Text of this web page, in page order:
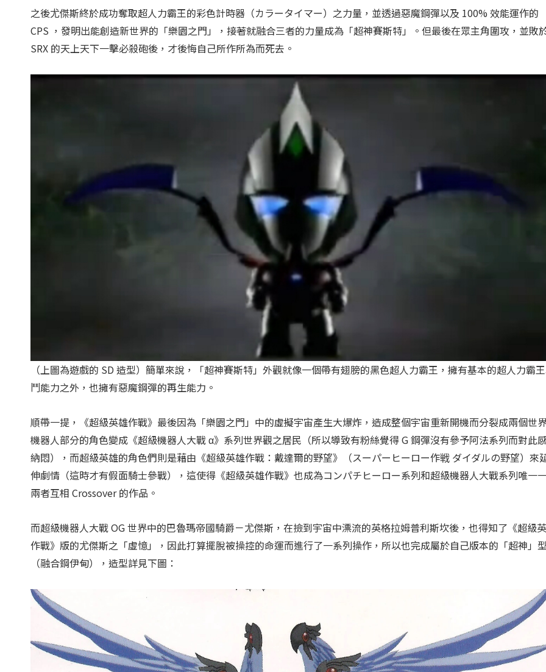
之後尤傑斯終於成功奪取超人力霸王的彩色計時器（カラータイマー）之力量，並透過惡魔鋼彈以及 100% 效能運作的
CPS ，發明出能創造新世界的「樂園之門」，接著就融合三者的力量成為「超神賽斯特」。但最後在眾主角圍攻，並敗
SRX 的天上天下一擊必殺砲後，才後悔自己所作所為而死去。
（上圖為遊戲的 SD 造型）簡單來說，「超神賽斯特」外觀就像一個帶有翅膀的黑色超人力霸王，擁有基本的超人力霸
鬥能力之外，也擁有惡魔鋼彈的再生能力。
順帶一提，《超級英雄作戰》最後因為「樂園之門」中的虛擬宇宙產生大爆炸，造成整個宇宙重新開機而分裂成兩個世
機器人部分的角色變成《超級機器人大戰 α》系列世界觀之居民（所以導致有粉絲覺得 G 鋼彈沒有參予阿法系列而對此
納悶），而超級英雄的角色們則是藉由《超級英雄作戰：戴達爾的野望》（スーパーヒーロー作戦 ダイダルの野望）來
伸劇情（這時才有假面騎士參戰），這使得《超級英雄作戰》也成為コンパチヒーロー系列和超級機器人大戰系列唯一
兩者互相 Crossover 的作品。
而超級機器人大戰 OG 世界中的巴魯瑪帝國騎爵－尤傑斯，在撿到宇宙中漂流的英格拉姆普利斯坎後，也得知了《超級
作戰》版的尤傑斯之「虛憶」，因此打算擺脫被操控的命運而進行了一系列操作，所以也完成屬於自己版本的「超神」
（融合鋼伊甸），造型詳見下圖：